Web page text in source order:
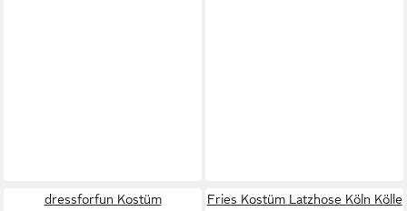
dressforfun Kostüm
Fries Kostüm Latzhose Köln Kölle